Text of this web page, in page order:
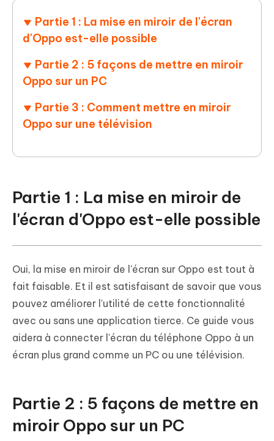
Partie 1 : La mise en miroir de l'écran
d'Oppo est-elle possible
Partie 2 : 5 façons de mettre en miroir
Oppo sur un PC
Partie 3 : Comment mettre en miroir
Oppo sur une télévision
Partie 1 : La mise en miroir de
l'écran d'Oppo est-elle possible
Oui, la mise en miroir de l'écran sur Oppo est tout à
fait faisable. Et il est satisfaisant de savoir que vous
pouvez améliorer l'utilité de cette fonctionnalité
avec ou sans une application tierce. Ce guide vous
aidera à connecter l'écran du téléphone Oppo à un
écran plus grand comme un PC ou une télévision.
Partie 2 : 5 façons de mettre en
miroir Oppo sur un PC